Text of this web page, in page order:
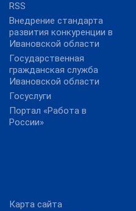
RSS
Внедрение стандарта
развития конкуренции в
Ивановской области
Государственная
гражданская служба
Ивановской области
Госуслуги
Портал «Работа в
России»
Карта сайта